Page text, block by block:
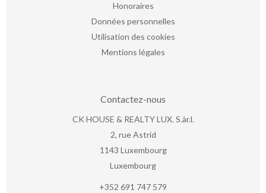
Honoraires
Données personnelles
Utilisation des cookies
Mentions légales
Contactez-nous
CK HOUSE & REALTY LUX. S.àr.l.
2, rue Astrid
1143 Luxembourg
Luxembourg
+352 691 747 579